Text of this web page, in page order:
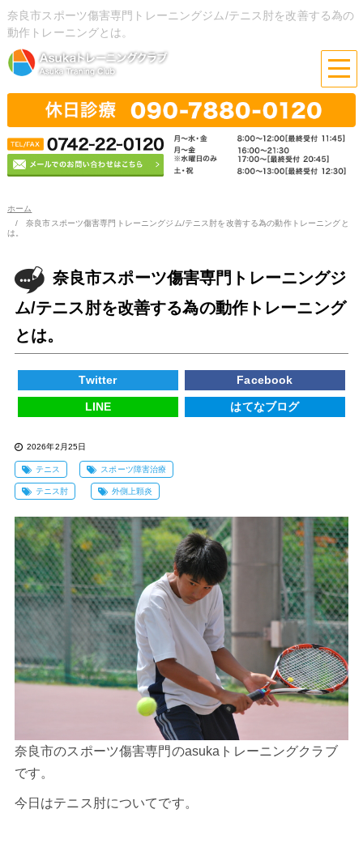
奈良市スポーツ傷害専門トレーニングジム/テニス肘を改善する為の
動作トレーニングとは。
ホーム
奈良市スポーツ傷害専門トレーニングジム/テニス肘を改善する為の動作トレーニングと
は。
奈良市スポーツ傷害専門トレーニングジ
ム/テニス肘を改善する為の動作トレーニング
とは。
Twitter Facebook
LINE はてなブログ
2026年2月25日
テニス スポーツ障害治療
テニス肘 外側上顆炎
奈良市のスポーツ傷害専門のasukaトレーニングクラブ
です。
今日はテニス肘についてです。